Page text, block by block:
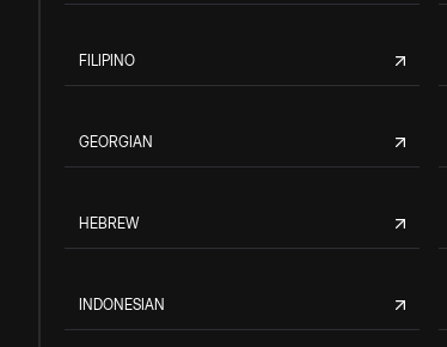
FILIPINO
GEORGIAN
HEBREW
INDONESIAN